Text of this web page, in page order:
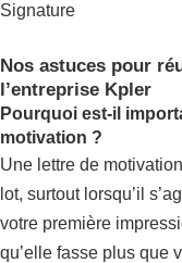
Signature
Nos astuces pour
l’entreprise Kpler
Pourquoi est-il
motivation ?
Une lettre de
lot, surtout lorsqu’il
votre première
qu’elle fasse plus que